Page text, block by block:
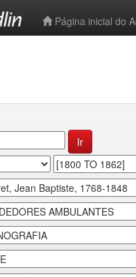
Página inicial do